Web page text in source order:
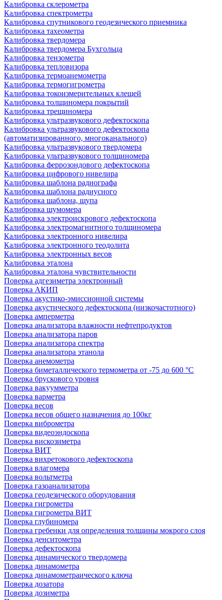
Калибровка склерометра
Калибровка спектрометра
Калибровка спутникового геодезического приемника
Калибровка тахеометра
Калибровка твердомера
Калибровка твердомера Бухгольца
Калибровка тензометра
Калибровка тепловизора
Калибровка термоанемометра
Калибровка термогигрометра
Калибровка токоизмерительных клещей
Калибровка толщиномера покрытий
Калибровка трещиномера
Калибровка ультразвукового дефектоскопа
Калибровка ультразвукового дефектоскопа
(автоматизированного, многоканального)
Калибровка ультразвукового твердомера
Калибровка ультразвукового толщиномера
Калибровка феррозондового дефектоскопа
Калибровка цифрового нивелира
Калибровка шаблона радиографа
Калибровка шаблона радиусного
Калибровка шаблона, щупа
Калибровка шумомера
Калибровка электроискрового дефектоскопа
Калибровка электромагнитного толщиномера
Калибровка электронного нивелира
Калибровка электронного теодолита
Калибровка электронных весов
Калибровка эталона
Калибровка эталона чувствительности
Поверка адгезиметра электронный
Поверка АКИП
Поверка акустико-эмиссионной системы
Поверка акустического дефектоскопа (низкочастотного)
Поверка амперметра
Поверка анализатора влажности нефтепродуктов
Поверка анализатора паров
Поверка анализатора спектра
Поверка анализатора этанола
Поверка анемометра
Поверка биметаллического термометра от -75 до 600 °С
Поверка брускового уровня
Поверка вакуумметра
Поверка варметра
Поверка весов
Поверка весов общего назначения до 100кг
Поверка виброметра
Поверка видеоэндоскопа
Поверка вискозиметра
Поверка ВИТ
Поверка вихретокового дефектоскопа
Поверка влагомера
Поверка вольтметра
Поверка газоанализатора
Поверка геодезического оборудования
Поверка гигрометра
Поверка гигрометра ВИТ
Поверка глубиномера
Поверка гребенки для определения толщины мокрого слоя
Поверка денситометра
Поверка дефектоскопа
Поверка динамического твердомера
Поверка динамометра
Поверка динамометраического ключа
Поверка дозатора
Поверка дозиметра